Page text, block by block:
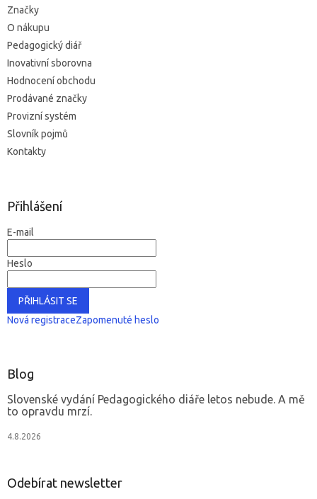
Značky
O nákupu
Pedagogický diář
Inovativní sborovna
Hodnocení obchodu
Prodávané značky
Provizní systém
Slovník pojmů
Kontakty
Přihlášení
E-mail
Heslo
PŘIHLÁSIT SE
Nová registraceZapomenuté heslo
Blog
Slovenské vydání Pedagogického diáře letos nebude. A mě
to opravdu mrzí.
4.8.2026
Odebírat newsletter